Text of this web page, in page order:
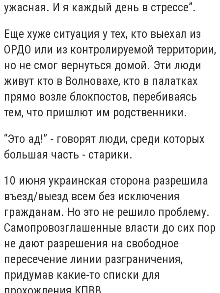
ужасная. И я каждый день в стрессе”.
Еще хуже ситуация у тех, кто выехал из
ОРДО или из контролируемой территории,
но не смог вернуться домой. Эти люди
живут кто в Волновахе, кто в палатках
прямо возле блокпостов, перебиваясь
тем, что пришлют им родственники.
“Это ад!” - говорят люди, среди которых
большая часть - старики.
10 июня украинская сторона разрешила
въезд/выезд всем без исключения
гражданам. Но это не решило проблему.
Самопровозглашенные власти до сих пор
не дают разрешения на свободное
пересечение линии разграничения,
придумав какие-то списки для